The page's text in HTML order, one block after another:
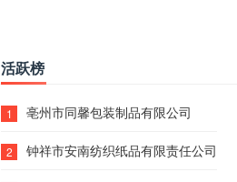
活跃榜
1 亳州市同馨包装制品有限公司
2 钟祥市安南纺织纸品有限责任公司